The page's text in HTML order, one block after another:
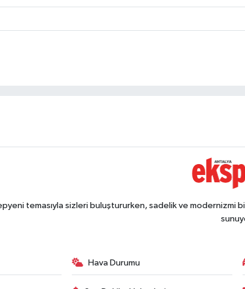
temasıyla sizleri buluştururken, sadelik ve modernizmi
Hava Durumu